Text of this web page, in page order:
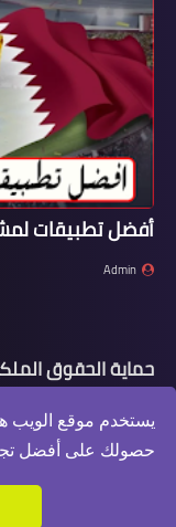
يستخدم موقع الويب
حصولك على أفضل
أفضل تطبيقات
Admin
حماية الحقوق